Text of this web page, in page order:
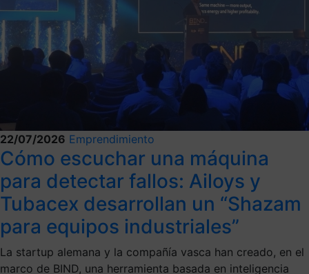
22/07/2026 Emprendimiento
Cómo escuchar una máquina
para detectar fallos: Ailoys y
Tubacex desarrollan un “Shazam
para equipos industriales”
La startup alemana y la compañía vasca han creado, en el
marco de BIND, una herramienta basada en inteligencia